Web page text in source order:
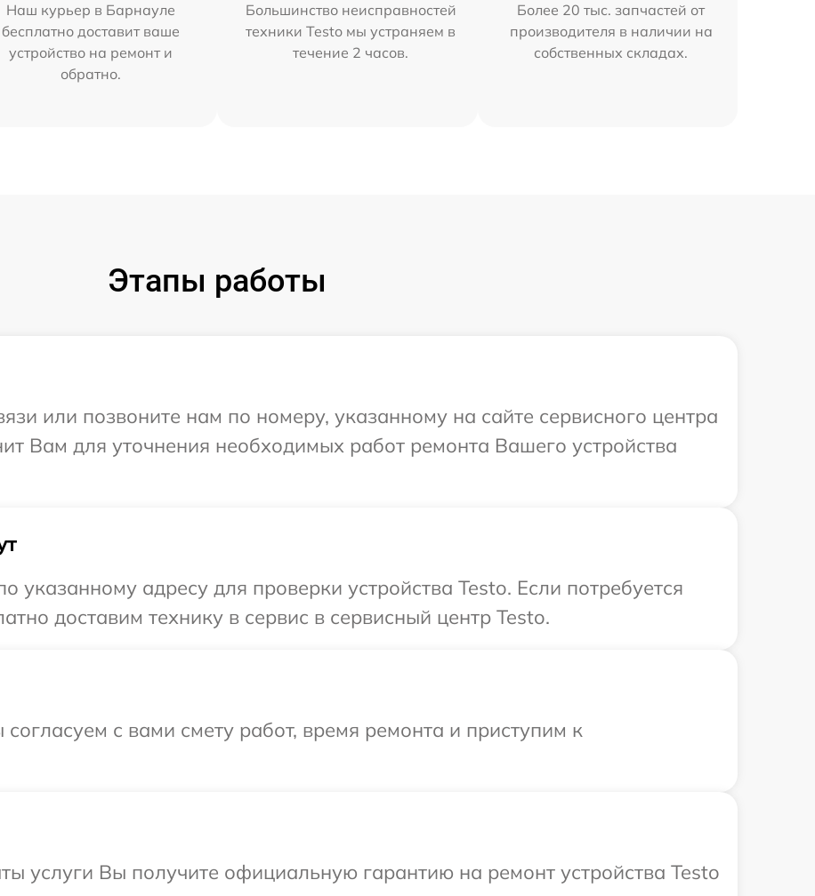
Наш курьер в Барнауле
бесплатно доставит ваше
устройство на ремонт и
обратно.
Большинство неисправностей
техники Testo мы устраняем в
течение 2 часов.
Более 20 тыс. запчастей от
производителя в наличии на
собственных складах.
Этапы работы
или позвоните нам по номеру, указанному на сайте сервисного центра
Вам для уточнения необходимых работ ремонта Вашего устройства
указанному адресу для проверки устройства Testo. Если потребуется
доставим технику в сервис в сервисный центр Testo.
с вами смету работ, время ремонта и приступим к
услуги Вы получите официальную гарантию на ремонт устройства Testo